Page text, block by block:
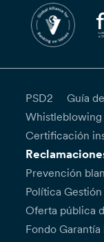
PSD2
Guía
Whistleblowing
Certificación
Prevención
Política Gestión
Oferta pública
Fondo